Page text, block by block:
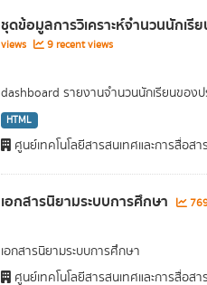
ชุดข้อมูลการวิเคราะห์จำนวนนักเ
views
9 recent views
dashboard รายงานจำนวนนักเรียนของ
HTML
ศูนย์เทคโนโลยีสารสนเทศและการสื่อส
เอกสารนิยามระบบการศึกษา
เอกสารนิยามระบบการศึกษา
ศูนย์เทคโนโลยีสารสนเทศและการสื่อส